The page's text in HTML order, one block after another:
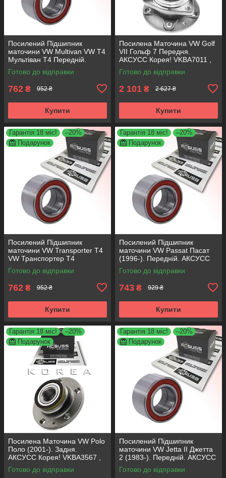
Посилений Підшипник
маточини VW Multivan VW T4
Мультіван Т4 Передній.
АКСУСС Корея! VKBA3406 ,
R140.97 , 713610340
Готово до відправки
762 ₴ 952 ₴
Купити
Посилена Маточина VW Golf
VII Гольф 7 Передня.
АКСУСС Корея! VKBA7011 ,
R154.69 , 713610980
Готово до відправки
2 101 ₴ 2 627 ₴
Купити
Гарантія 18 міс!
–20%
Подарунок
Посилений Підшипник
маточини VW Transporter T4
VW Транспортер Т4
Передній. АКСУСС Корея!
VKBA3406 , R140.97 ,
Готово до відправки
762 ₴ 952 ₴
Купити
Гарантія 18 міс!
–20%
Подарунок
Посилений Підшипник
маточини VW Passat Пасат
(1996-). Передній. АКСУСС
Корея! VKBA1356 , R157.11 ,
713610030
Готово до відправки
743 ₴ 929 ₴
Купити
Гарантія 18 міс!
–20%
Подарунок
Посилена Маточина VW Polo
Поло (2001-). Задня.
АКСУСС Корея! VKBA3567 ,
R157.31 , 713610490
Готово до відправки
Гарантія 18 міс!
–20%
Подарунок
Посилений Підшипник
маточини VW Jetta II Джетта
2 (1983-). Передній. АКСУСС
Корея! VKBA906 , R154.23 ,
713610180
Готово до відправки